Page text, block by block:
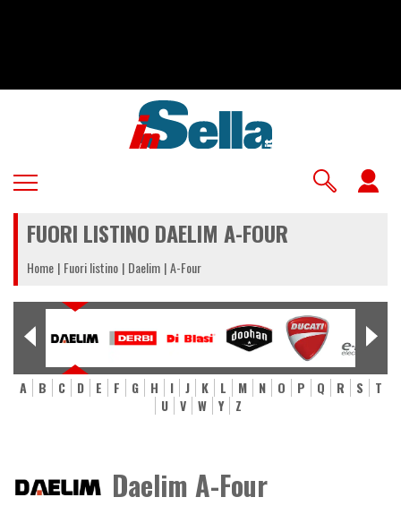
FUORI LISTINO DAELIM A-FOUR
Home Fuori listino Daelim A-Four
A B C D E F G H I J K L M N O P Q R S
T
U
V W Y Z
Daelim A-Four